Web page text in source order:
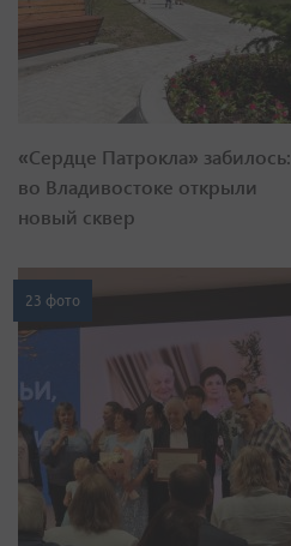
«Сердце Патрокла» забилось:
во Владивостоке открыли
новый сквер
23 фото